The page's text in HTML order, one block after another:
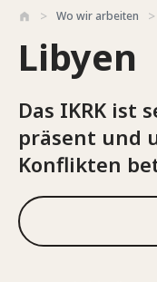
Direkt zum Inhalt
Wo wir arbeiten
Libyen
Das IKRK ist
präsent und
Konflikten